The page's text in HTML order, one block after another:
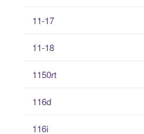
11-17
11-18
1150rt
116d
116i